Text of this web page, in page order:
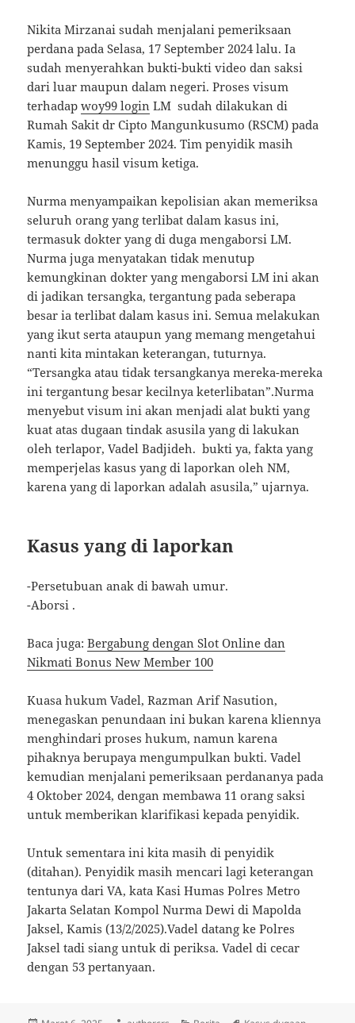
Nikita Mirzanai sudah menjalani pemeriksaan
perdana pada Selasa, 17 September 2024 lalu. Ia
sudah menyerahkan bukti-bukti video dan saksi
dari luar maupun dalam negeri. Proses visum
terhadapwoy99 login LM sudah dilakukan di
Rumah Sakit dr Cipto Mangunkusumo (RSCM) pada
Kamis, 19 September 2024. Tim penyidik masih
menunggu hasil visum ketiga.
Nurma menyampaikan kepolisian akan memeriksa
seluruh orang yang terlibat dalam kasus ini,
termasuk dokter yang di duga mengaborsi LM.
Nurma juga menyatakan tidak menutup
kemungkinan dokter yang mengaborsi LM ini akan
di jadikan tersangka, tergantung pada seberapa
besar ia terlibat dalam kasus ini. Semua melakukan
yang ikut serta ataupun yang memang mengetahui
nanti kita mintakan keterangan, tuturnya.
“Tersangka atau tidak tersangkanya mereka-mereka
ini tergantung besar kecilnya keterlibatan”.Nurma
menyebut visum ini akan menjadi alat bukti yang
kuat atas dugaan tindak asusila yang di lakukan
oleh terlapor, Vadel Badjideh. bukti ya, fakta yang
memperjelas kasus yang di laporkan oleh NM,
karena yang di laporkan adalah asusila,” ujarnya.
Kasus yang di laporkan
-Persetubuan anak di bawah umur.
-Aborsi .
Baca juga:Bergabung dengan Slot Online dan
Nikmati Bonus New Member 100
Kuasa hukum Vadel, Razman Arif Nasution,
menegaskan penundaan ini bukan karena kliennya
menghindari proses hukum, namun karena
pihaknya berupaya mengumpulkan bukti. Vadel
kemudian menjalani pemeriksaan perdananya pada
4 Oktober 2024, dengan membawa 11 orang saksi
untuk memberikan klarifikasi kepada penyidik.
Untuk sementara ini kita masih di penyidik
(ditahan). Penyidik masih mencari lagi keterangan
tentunya dari VA, kata Kasi Humas Polres Metro
Jakarta Selatan Kompol Nurma Dewi di Mapolda
Jaksel, Kamis (13/2/2025).Vadel datang ke Polres
Jaksel tadi siang untuk di periksa. Vadel di cecar
dengan 53 pertanyaan.